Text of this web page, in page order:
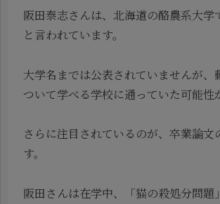
阪田泰志さんは、北海道の酪農系大学
と言われています。
大学名までは公表されていませんが、
ついて学べる学校に通っていた可能性
さらに注目されているのが、卒業論文
す。
阪田さんは在学中、「猫の殺処分問題